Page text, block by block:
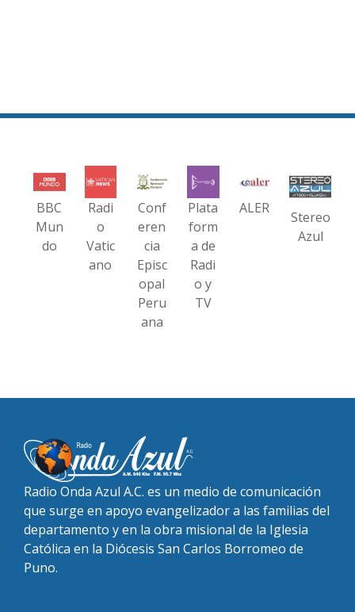
BBC
Mun
do
Radi
o
Vatic
ano
Conf
eren
cia
Episc
opal
Peru
ana
Plata
form
a de
Radi
o y
TV
ALER
Stereo
Azul
Radio Onda Azul A.C. es un medio de comunicación
que surge en apoyo evangelizador a las familias del
departamento y en la obra misional de la Iglesia
Católica en la Diócesis San Carlos Borromeo de
Puno.